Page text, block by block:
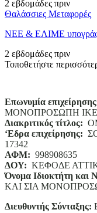
2 εβδομάδες πριν
Θαλάσσιες Μεταφορές
ΝΕΕ & ΕΛΙΜΕ
2 εβδομάδες πριν
Τοποθετήστε
Επωνυμία
ΜΟΝΟΠΡΟΣΩΠΗ ΙΚΕ
Διακριτικός τίτλος:
‘Eδρα επιχείρησης:
17342
ΑΦΜ: 998908635
ΔΟΥ: ΚΕΦΟΔΕ
Όνομα Ιδιοκτήτη και
ΚΑΙ ΣΙΑ
Διευθυντής Σύνταξης: